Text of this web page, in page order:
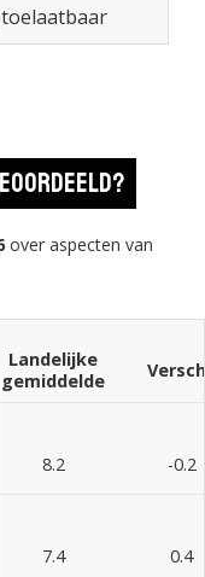
over aspecten van
Landelijke
gemiddelde
8.2 -0.2
7.4 0.4